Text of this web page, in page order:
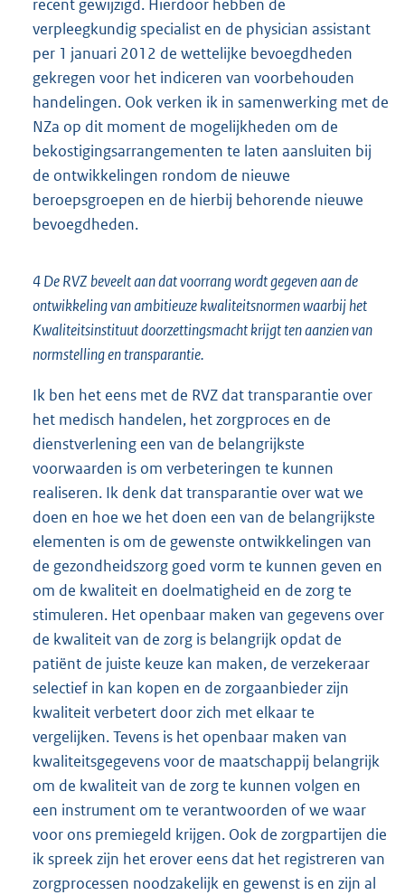
recent gewijzigd. Hierdoor hebben de
verpleegkundig specialist en de physician assistant
per 1 januari 2012 de wettelijke bevoegdheden
gekregen voor het indiceren van voorbehouden
handelingen. Ook verken ik in samenwerking met de
NZa op dit moment de mogelijkheden om de
bekostigingsarrangementen te laten aansluiten bij
de ontwikkelingen rondom de nieuwe
beroepsgroepen en de hierbij behorende nieuwe
bevoegdheden.
4 De RVZ beveelt aan dat voorrang wordt gegeven aan de
ontwikkeling van ambitieuze kwaliteitsnormen waarbij het
Kwaliteitsinstituut doorzettingsmacht krijgt ten aanzien van
normstelling en transparantie.
Ik ben het eens met de RVZ dat transparantie over
het medisch handelen, het zorgproces en de
dienstverlening een van de belangrijkste
voorwaarden is om verbeteringen te kunnen
realiseren. Ik denk dat transparantie over wat we
doen en hoe we het doen een van de belangrijkste
elementen is om de gewenste ontwikkelingen van
de gezondheidszorg goed vorm te kunnen geven en
om de kwaliteit en doelmatigheid en de zorg te
stimuleren. Het openbaar maken van gegevens over
de kwaliteit van de zorg is belangrijk opdat de
patiënt de juiste keuze kan maken, de verzekeraar
selectief in kan kopen en de zorgaanbieder zijn
kwaliteit verbetert door zich met elkaar te
vergelijken. Tevens is het openbaar maken van
kwaliteitsgegevens voor de maatschappij belangrijk
om de kwaliteit van de zorg te kunnen volgen en
een instrument om te verantwoorden of we waar
voor ons premiegeld krijgen. Ook de zorgpartijen die
ik spreek zijn het erover eens dat het registreren van
zorgprocessen noodzakelijk en gewenst is en zijn al